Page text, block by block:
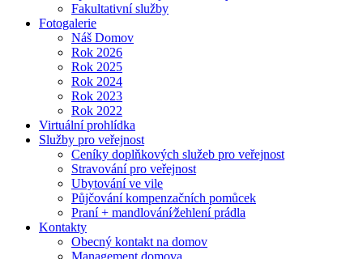
Fakultativní služby
Fotogalerie
Náš Domov
Rok 2026
Rok 2025
Rok 2024
Rok 2023
Rok 2022
Virtuální prohlídka
Služby pro veřejnost
Ceníky doplňkových služeb pro veřejnost
Stravování pro veřejnost
Ubytování ve vile
Půjčování kompenzačních pomůcek
Praní + mandlování⁄žehlení prádla
Kontakty
Obecný kontakt na domov
Management domova